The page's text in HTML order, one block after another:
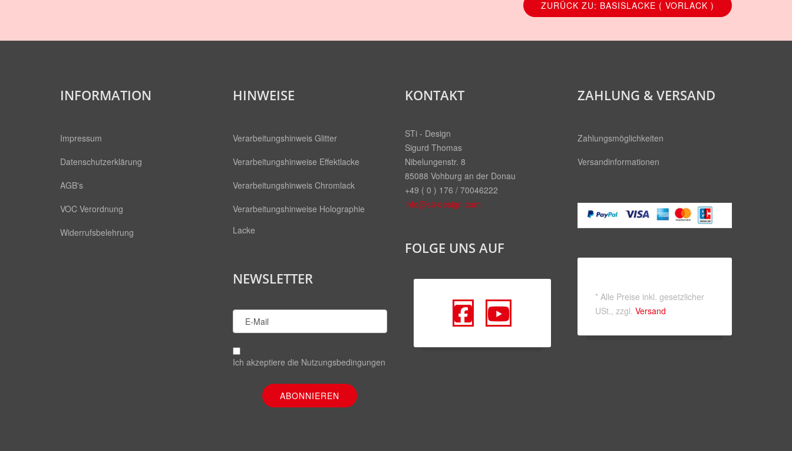
ZURÜCK ZU: BASISLACKE ( VORLACK )
INFORMATION
Impressum
Datenschutzerklärung
AGB's
VOC Verordnung
Widerrufsbelehrung
HINWEISE
Verarbeitungshinweis Glitter
Verarbeitungshinweise Effektlacke
Verarbeitungshinweis Chromlack
Verarbeitungshinweise Holographie
Lacke
NEWSLETTER
Ich akzeptiere die Nutzungsbedingungen
KONTAKT
STi - Design
Sigurd Thomas
Nibelungenstr. 8
85088 Vohburg an der Donau
+49 ( 0 ) 176 / 70046222
info@sti-design.com
FOLGE UNS AUF
fa
fa-
facebook-
fa
fa-
youtube
ZAHLUNG & VERSAND
Zahlungsmöglichkeiten
Versandinformationen
*Alle Preise inkl. gesetzlicher
USt., zzgl. Versand